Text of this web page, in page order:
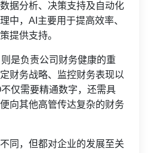
据分析、决策支持及自动化
中，AI主要用于提高效率、
提供支持。
是负责公司财务健康的重
财务战略、监控财务表现以
仅需要精通数字，还需具
向其他高管传达复杂的财务
同，但都对企业的发展至关